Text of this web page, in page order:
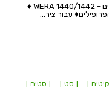
סט תופסי ברגים אוניברסליים - WERA 1440/1442 ♦
עבור ציר...
] [ סט ] [ סטים ]